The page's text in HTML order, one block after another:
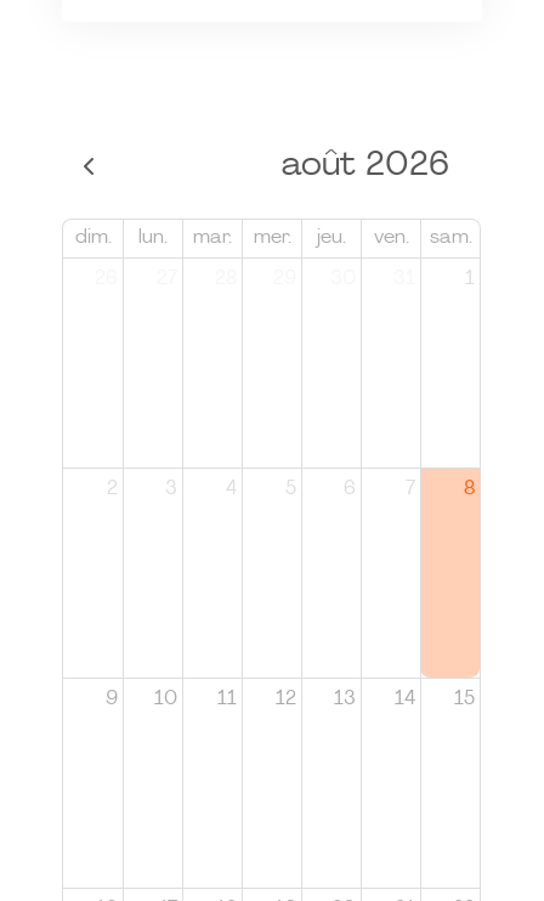
août 2026
dim. lun. mar. mer. jeu. ven. sam.
1
2 3 4 5 6 7 8
9 10 11 12 13 14 15